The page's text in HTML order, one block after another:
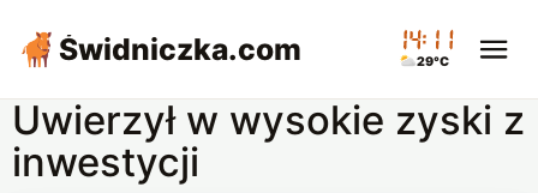
Świdniczka.com 14:11
29°C
Uwierzył w wysokie zyski z
inwestycji